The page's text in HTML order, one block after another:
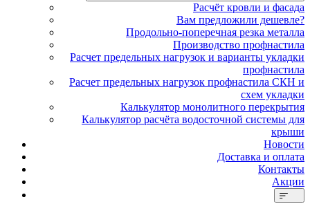
Расчёт кровли и фасада
Вам предложили дешевле?
Продольно-поперечная резка металла
Производство профнастила
Расчет предельных нагрузок и варианты укладки
профнастила
Расчет предельных нагрузок профнастила СКН и
схем укладки
Калькулятор монолитного перекрытия
Калькулятор расчёта водосточной системы для
крыши
Новости
Доставка и оплата
Контакты
Акции